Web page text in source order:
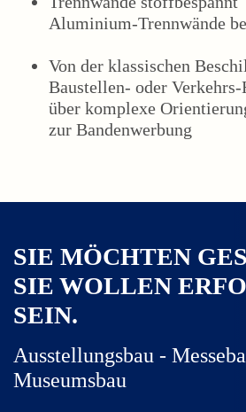
Aluminium-Trennwände
Von der klassischen
Baustellen- oder
über komplexe
zur Bandenwerbung
SIE MÖCHTEN
SIE WOLLEN
SEIN.
Ausstellungsbau -
Museumsbau